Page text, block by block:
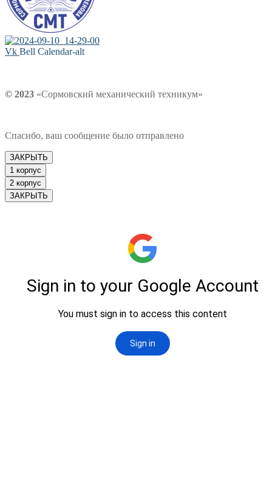
Vk Bell Calendar-alt
© 2023 «Сормовский механический техникум»
Спасибо, ваш сообщение было отправлено
ЗАКРЫТЬ
1 корпус
2 корпус
ЗАКРЫТЬ